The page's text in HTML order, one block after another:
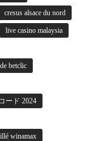
cresus alsace du nord
live casino malaysia
betclic
ード 2024
winamax